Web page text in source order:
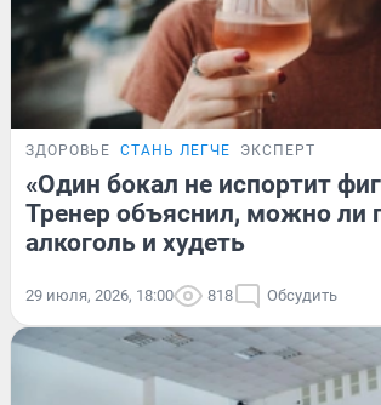
ЗДОРОВЬЕ СТАНЬ ЛЕГЧЕ ЭКСПЕРТ
«Один бокал не испортит
Тренер объяснил, можно ли
алкоголь и худеть
29 июля, 2026, 18:00 818 Обсудить